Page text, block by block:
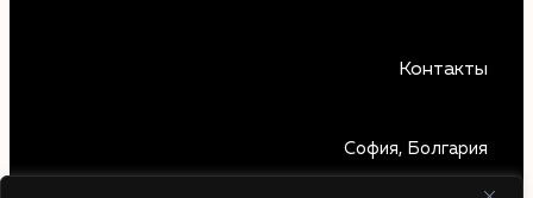
Контакты
София, Болгария